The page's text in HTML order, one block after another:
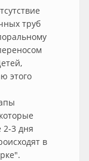
труб
этого
2-3 дня
в